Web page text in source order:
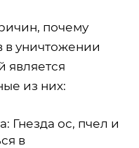
почему
уничтожении
является
из них:
Гнезда ос, пчел и
в